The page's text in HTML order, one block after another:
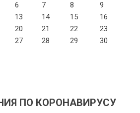
6 7 8
9
13 14 15
16
20 21 22
23
27 28 29
30
ПО КОРОНАВИРУСУ